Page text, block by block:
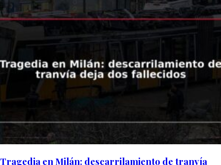
Tragedia en Milán: descarrilamiento de tranvía